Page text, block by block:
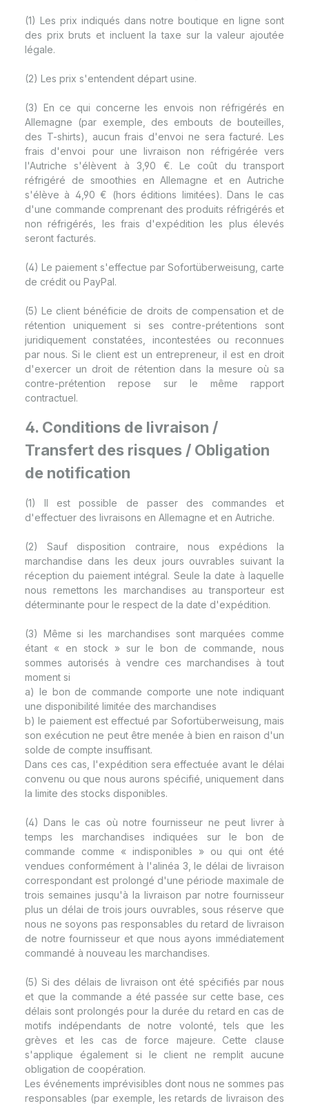
(1) Les prix indiqués dans notre boutique en ligne sont
des prix bruts et incluent la taxe sur la valeur ajoutée
légale.
(2) Les prix s'entendent départ usine.
(3) En ce qui concerne les envois non réfrigérés en
Allemagne (par exemple, des embouts de bouteilles,
des T-shirts), aucun frais d'envoi ne sera facturé. Les
frais d'envoi pour une livraison non réfrigérée vers
l'Autriche s'élèvent à 3,90 €. Le coût du transport
réfrigéré de smoothies en Allemagne et en Autriche
s'élève à 4,90 € (hors éditions limitées). Dans le cas
d'une commande comprenant des produits réfrigérés et
non réfrigérés, les frais d'expédition les plus élevés
seront facturés.
(4) Le paiement s'effectue par Sofortüberweisung, carte
de crédit ou PayPal.
(5) Le client bénéficie de droits de compensation et de
rétention uniquement si ses contre-prétentions sont
juridiquement constatées, incontestées ou reconnues
par nous. Si le client est un entrepreneur, il est en droit
d'exercer un droit de rétention dans la mesure où sa
contre-prétention repose sur le même rapport
contractuel.
4. Conditions de livraison /
Transfert des risques / Obligation
de notification
(1) Il est possible de passer des commandes et
d'effectuer des livraisons en Allemagne et en Autriche.
(2) Sauf disposition contraire, nous expédions la
marchandise dans les deux jours ouvrables suivant la
réception du paiement intégral. Seule la date à laquelle
nous remettons les marchandises au transporteur est
déterminante pour le respect de la date d'expédition.
(3) Même si les marchandises sont marquées comme
étant « en stock » sur le bon de commande, nous
sommes autorisés à vendre ces marchandises à tout
moment si
a) le bon de commande comporte une note indiquant
une disponibilité limitée des marchandises
b) le paiement est effectué par Sofortüberweisung, mais
son exécution ne peut être menée à bien en raison d'un
solde de compte insuffisant.
Dans ces cas, l'expédition sera effectuée avant le délai
convenu ou que nous aurons spécifié, uniquement dans
la limite des stocks disponibles.
(4) Dans le cas où notre fournisseur ne peut livrer à
temps les marchandises indiquées sur le bon de
commande comme « indisponibles » ou qui ont été
vendues conformément à l'alinéa 3, le délai de livraison
correspondant est prolongé d'une période maximale de
trois semaines jusqu'à la livraison par notre fournisseur
plus un délai de trois jours ouvrables, sous réserve que
nous ne soyons pas responsables du retard de livraison
de notre fournisseur et que nous ayons immédiatement
commandé à nouveau les marchandises.
(5) Si des délais de livraison ont été spécifiés par nous
et que la commande a été passée sur cette base, ces
délais sont prolongés pour la durée du retard en cas de
motifs indépendants de notre volonté, tels que les
grèves et les cas de force majeure. Cette clause
s'applique également si le client ne remplit aucune
obligation de coopération.
Les événements imprévisibles dont nous ne sommes pas
responsables (par exemple, les retards de livraison des